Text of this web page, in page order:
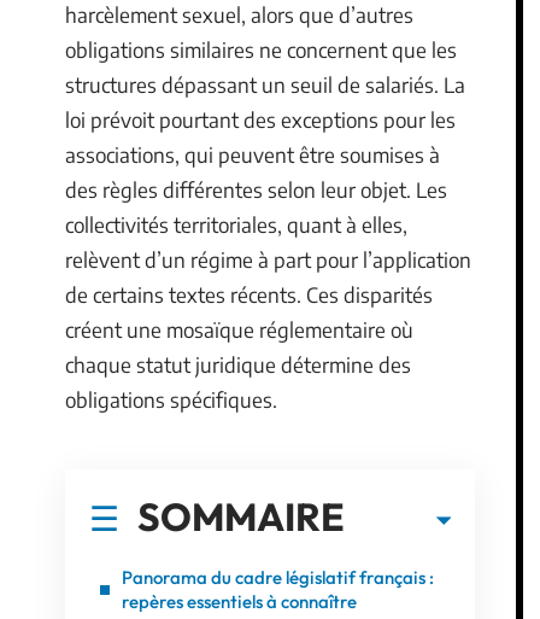
harcèlement sexuel, alors que d’autres
obligations similaires ne concernent que les
structures dépassant un seuil de salariés. La
loi prévoit pourtant des exceptions pour les
associations, qui peuvent être soumises à
des règles différentes selon leur objet. Les
collectivités territoriales, quant à elles,
relèvent d’un régime à part pour l’application
de certains textes récents. Ces disparités
créent une mosaïque réglementaire où
chaque statut juridique détermine des
obligations spécifiques.
SOMMAIRE
Panorama du cadre législatif français :
repères essentiels à connaître